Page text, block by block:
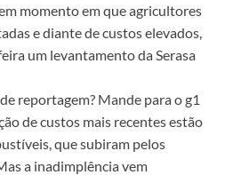
momento em que agricultores
e diante de custos elevados,
um levantamento da Serasa
reportagem? Mande para o g1
de custos mais recentes estão
que subiram pelos
a inadimplência vem